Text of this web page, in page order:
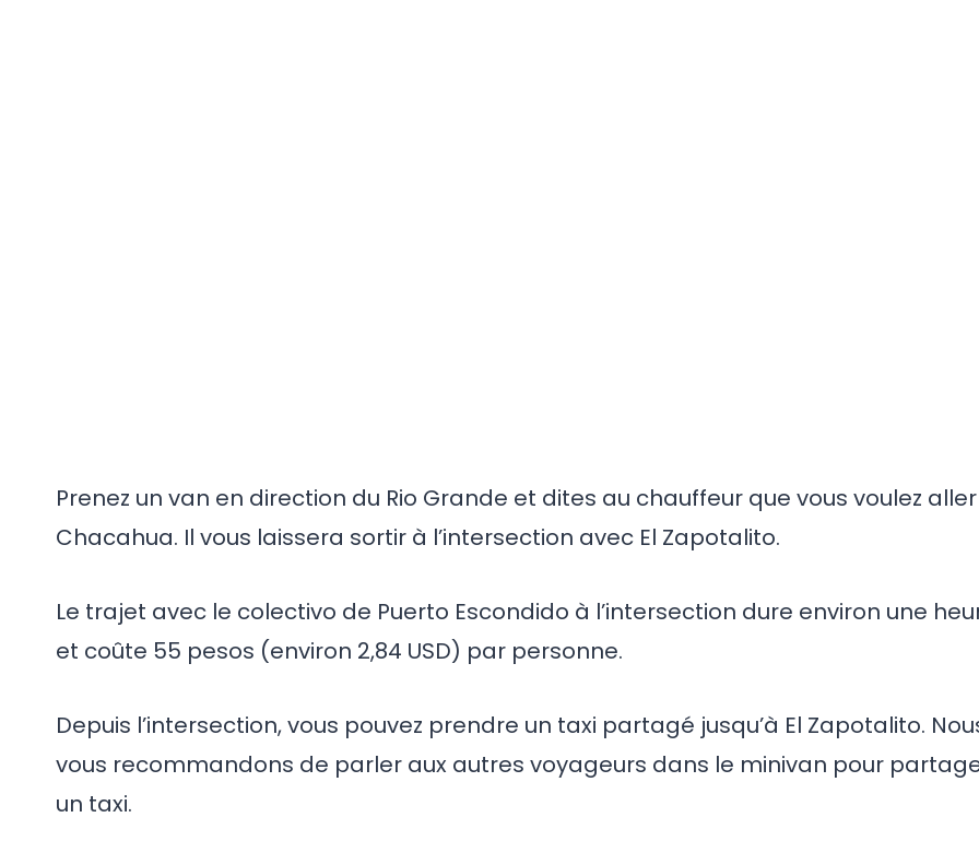
Prenez un van en direction du Rio Grande et dites au chauffeur que vous voulez
Chacahua. Il vous laissera sortir à l’intersection avec El Zapotalito.
Le trajet avec le colectivo de Puerto Escondido à l’intersection dure environ une
et coûte 55 pesos (environ 2,84 USD) par personne.
Depuis l’intersection, vous pouvez prendre un taxi partagé jusqu’à El Zapotalito.
vous recommandons de parler aux autres voyageurs dans le minivan pour
un taxi.